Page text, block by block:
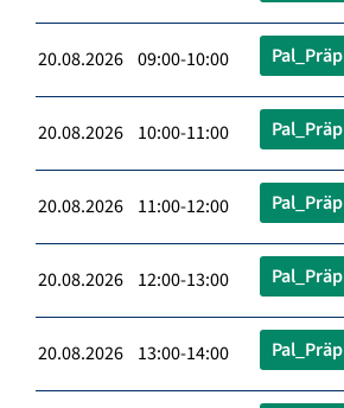
20.08.2026 09:00-10:00 Pal_Präp
20.08.2026 10:00-11:00 Pal_Präp
20.08.2026 11:00-12:00 Pal_Präp
20.08.2026 12:00-13:00 Pal_Präp
20.08.2026 13:00-14:00 Pal_Präp